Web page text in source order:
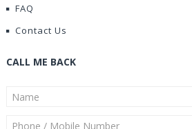
FAQ
Contact Us
CALL ME BACK